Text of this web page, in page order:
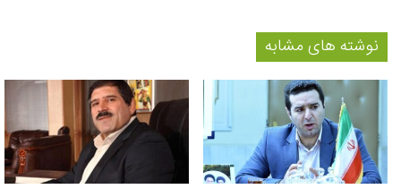
نوشته های مشابه